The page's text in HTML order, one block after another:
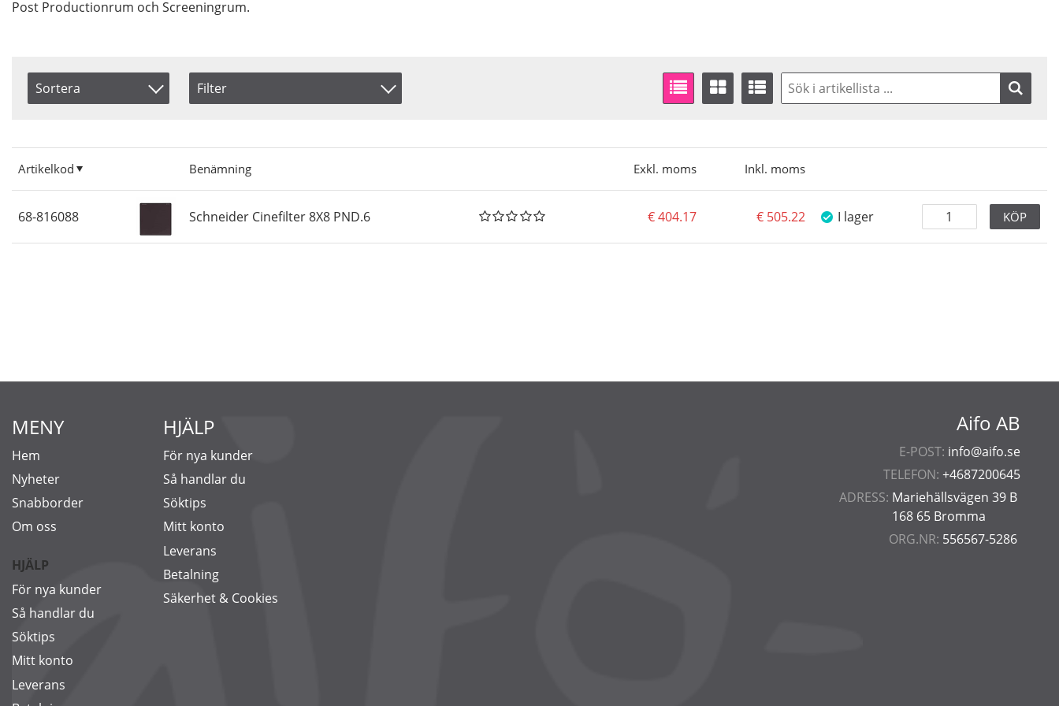
Post Productionrum och Screeningrum.
Sortera
Benämning
Filter
Artikelkod Benämning Exkl. moms Inkl. moms
68-816088 Schneider Cinefilter 8X8 PND.6 404.17 505.22 I lager KÖP
Aifo AB
E-POST: info@aifo.se
TELEFON: +4687200645
ADRESS: Mariehällsvägen 39 B
168 65 Bromma
ORG.NR: 556567-5286
MENY
Hem
Nyheter
Snabborder
Om oss
HJÄLP
För nya kunder
Så handlar du
Söktips
Mitt konto
Leverans
HJÄLP
För nya kunder
Så handlar du
Söktips
Mitt konto
Leverans
Betalning
Säkerhet & Cookies